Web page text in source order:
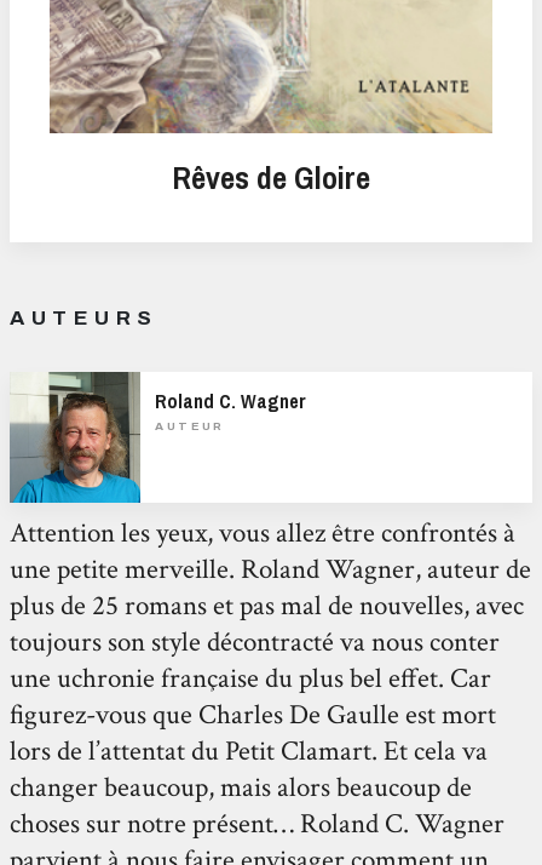
Rêves de Gloire
AUTEURS
Roland C. Wagner
AUTEUR
Attention les yeux, vous allez être confrontés à
une petite merveille. Roland Wagner, auteur de
plus de 25 romans et pas mal de nouvelles, avec
toujours son style décontracté va nous conter
une uchronie française du plus bel effet. Car
figurez-vous que Charles De Gaulle est mort
lors de l’attentat du Petit Clamart. Et cela va
changer beaucoup, mais alors beaucoup de
choses sur notre présent… Roland C. Wagner